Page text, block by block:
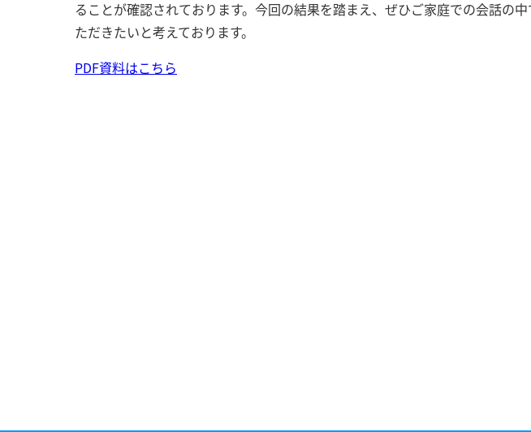
ることが確認されております。今回の結果を踏まえ、ぜひご家庭での会話の
ただきたいと考えております。
PDF資料はこちら